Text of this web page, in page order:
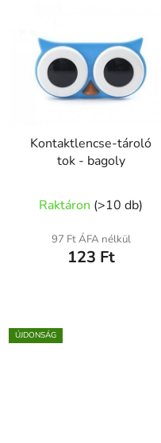
Kontaktlencse-tároló
tok - bagoly
Raktáron (>10 db)
97 Ft ÁFA nélkül
123 Ft
ÚJDONSÁG